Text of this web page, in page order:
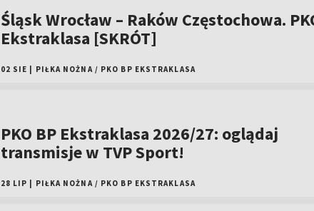
Śląsk Wrocław – Raków Częstochowa.
Ekstraklasa [SKRÓT]
02 SIE PIŁKA NOŻNA / PKO BP EKSTRAKLASA
PKO BP Ekstraklasa 2026/27: oglądaj
transmisje w TVP Sport!
28 LIP PIŁKA NOŻNA / PKO BP EKSTRAKLASA